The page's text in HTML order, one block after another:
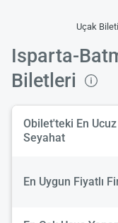
Uçak Bileti
Isparta-
Biletleri
Obilet'teki En Ucuz
Seyahat
En Uygun Fiyatlı